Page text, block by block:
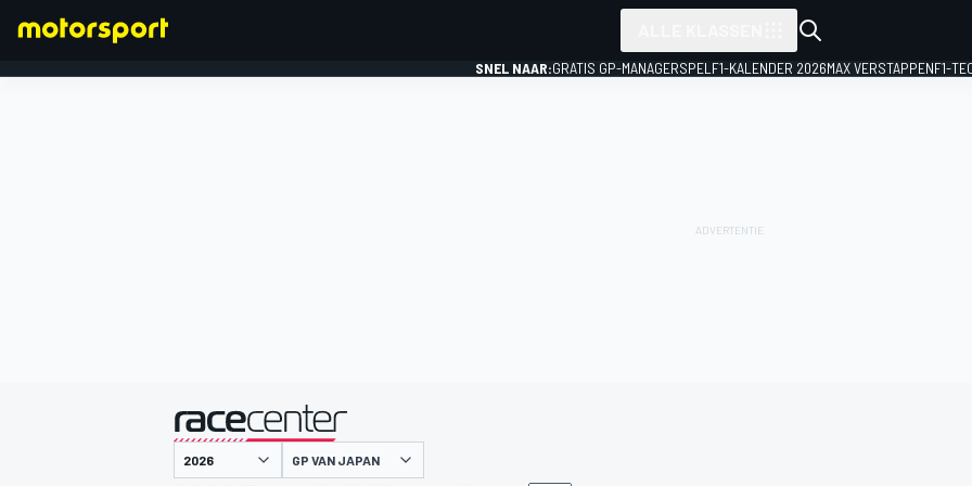
SNEL NAAR:GRATIS GP-MANAGERSPEL F1-KALENDER 2026MAX VERSTAPPENF1-
gepresenteerd door
GP VAN JAPAN